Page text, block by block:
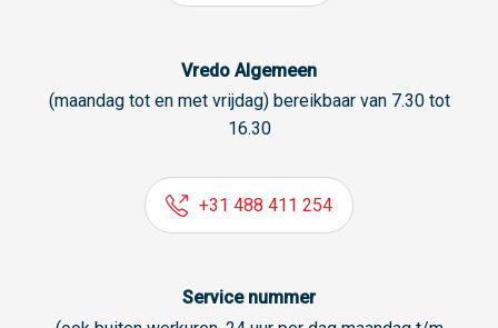
Vredo Algemeen
(maandag tot en met vrijdag) bereikbaar van 7.30 tot
16.30
+31 488 411 254
Service nummer